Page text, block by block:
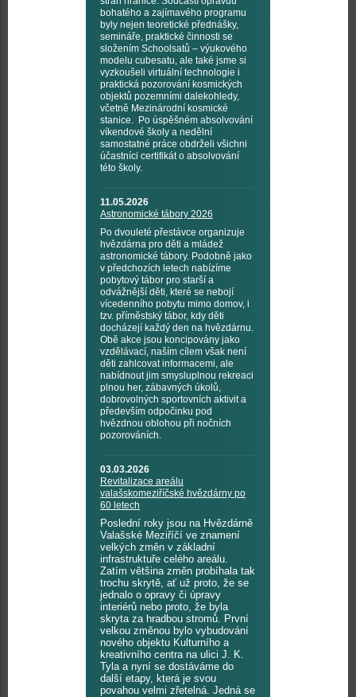
bohatého a zajímavého programu
byly nejen teoretické přednášky,
semináře, praktické činnosti se
složením Schoolsatů – výukového
modelu cubesatu, ale také jsme si
vyzkoušeli virtuální technologie i
praktická pozorování kosmických
objektů pozemními dalekohledy,
včetně Mezinárodní kosmické
stanice. Po úspěšném absolvování
víkendové školy a nedělní
samostatné práce obdrželi všichni
účastníci certifikát o absolvování
této školy.
11.05.2026
Astronomické tábory 2026
Po dvouleté přestávce organizuje
hvězdárna pro děti a mládež
astronomické tábory. Podobně jako
v předchozích letech nabízíme
pobytový tábor pro starší a
odvážnější děti, které se nebojí
vícedenního pobytu mimo domov, i
tzv. příměstský tábor, kdy děti
docházejí každý den na hvězdárnu.
Obě akce jsou koncipovány jako
vzdělávací, naším cílem však není
děti zahlcovat informacemi, ale
nabídnout jim smysluplnou rekreaci
plnou her, zábavných úkolů,
dobrovolných sportovních aktivit a
především odpočinku pod
hvězdnou oblohou při nočních
pozorováních.
03.03.2026
Revitalizace areálu
valašskomeziříčské hvězdárny po
60 letech
Poslední roky jsou na Hvězdárně
Valašské Meziříčí ve znamení
velkých změn v základní
infrastruktuře celého areálu.
Zatím většina změn probíhala tak
trochu skrytě, ať už proto, že se
jednalo o opravy či úpravy
interiérů nebo proto, že byla
skryta za hradbou stromů. První
velkou změnou bylo vybudování
nového objektu Kulturního a
kreativního centra na ulici J. K.
Tyla a nyní se dostáváme do
další etapy, která je svou
povahou velmi zřetelná. Jedná se